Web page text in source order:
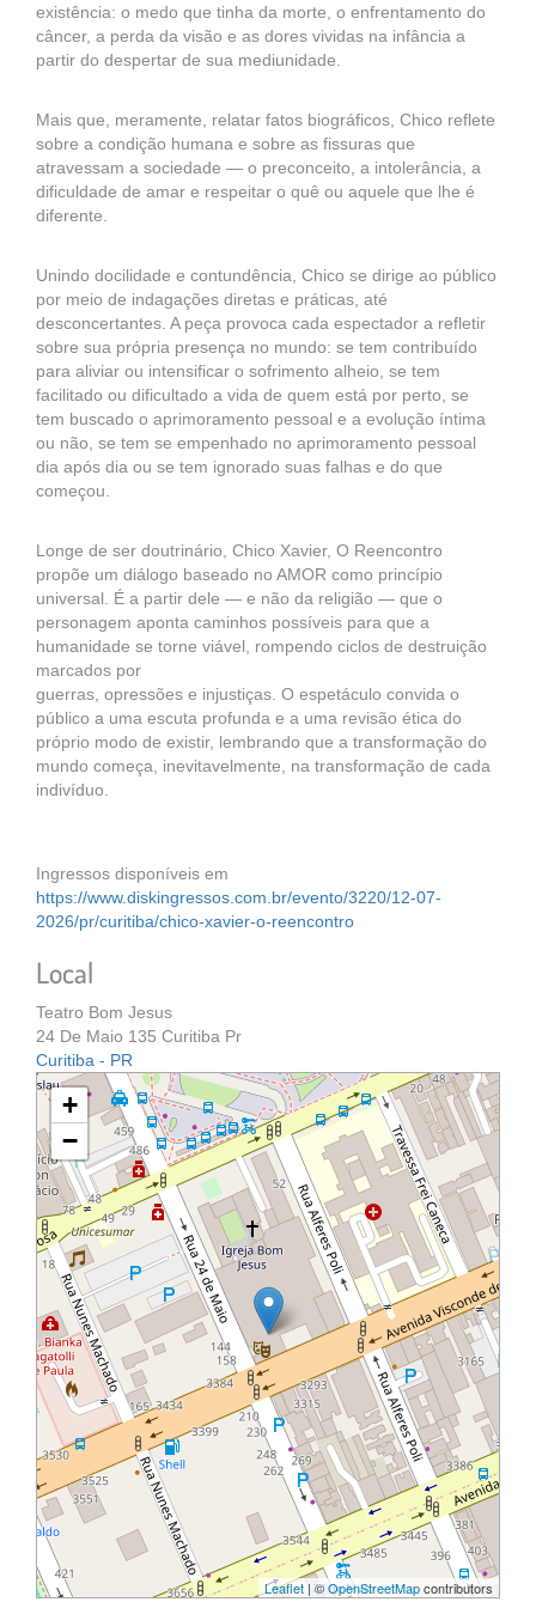
existência: o medo que tinha da morte, o enfrentamento do
câncer, a perda da visão e as dores vividas na infância a
partir do despertar de sua mediunidade.
Mais que, meramente, relatar fatos biográficos, Chico reflete
sobre a condição humana e sobre as fissuras que
atravessam a sociedade — o preconceito, a intolerância, a
dificuldade de amar e respeitar o quê ou aquele que lhe é
diferente.
Unindo docilidade e contundência, Chico se dirige ao público
por meio de indagações diretas e práticas, até
desconcertantes. A peça provoca cada espectador a refletir
sobre sua própria presença no mundo: se tem contribuído
para aliviar ou intensificar o sofrimento alheio, se tem
facilitado ou dificultado a vida de quem está por perto, se
tem buscado o aprimoramento pessoal e a evolução íntima
ou não, se tem se empenhado no aprimoramento pessoal
dia após dia ou se tem ignorado suas falhas e do que
começou.
Longe de ser doutrinário, Chico Xavier, O Reencontro
propõe um diálogo baseado no AMOR como princípio
universal. É a partir dele — e não da religião — que o
personagem aponta caminhos possíveis para que a
humanidade se torne viável, rompendo ciclos de destruição
marcados por
guerras, opressões e injustiças. O espetáculo convida o
público a uma escuta profunda e a uma revisão ética do
próprio modo de existir, lembrando que a transformação do
mundo começa, inevitavelmente, na transformação de cada
indivíduo.
Ingressos disponíveis em
https://www.diskingressos.com.br/evento/3220/12-07-
2026/pr/curitiba/chico-xavier-o-reencontro
Local
Teatro Bom Jesus
24 De Maio 135 Curitiba Pr
Curitiba - PR
+
−
Leaflet | ©OpenStreetMapcontributors